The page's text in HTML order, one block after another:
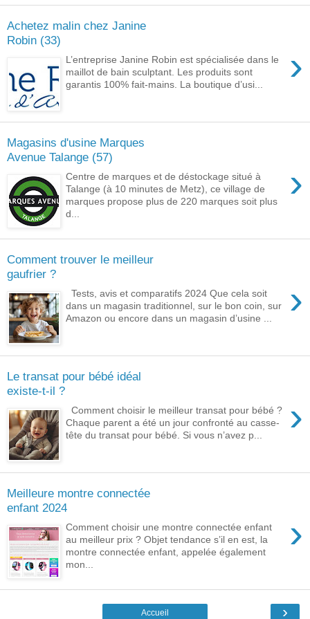
Achetez malin chez Janine
Robin (33)
›
L’entreprise Janine Robin est spécialisée dans le
maillot de bain sculptant. Les produits sont
garantis 100% fait-mains. La boutique d’usi...
Magasins d'usine Marques
Avenue Talange (57)
›
Centre de marques et de déstockage situé à
Talange (à 10 minutes de Metz), ce village de
marques propose plus de 220 marques soit plus
d...
Comment trouver le meilleur
gaufrier ?
›
Tests, avis et comparatifs 2024 Que cela soit
dans un magasin traditionnel, sur le bon coin, sur
Amazon ou encore dans un magasin d’usine ...
Le transat pour bébé idéal
existe-t-il ?
›
Comment choisir le meilleur transat pour bébé ?
Chaque parent a été un jour confronté au casse-
tête du transat pour bébé. Si vous n’avez p...
Meilleure montre connectée
enfant 2024
›
Comment choisir une montre connectée enfant
au meilleur prix ? Objet tendance s’il en est, la
montre connectée enfant, appelée également
mon...
›
Accueil